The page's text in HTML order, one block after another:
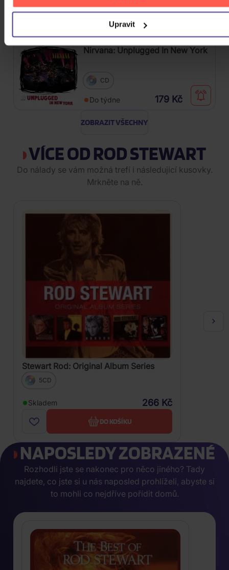
Upravit
Skladem
Nirvana: Unplugged In New York
CD
Do týdne 179 Kč
ZOBRAZIT VŠECHNY
VÍCE OD ROD STEWART
Do nálady se vám možná trefí i následující kusovky.
Mrkněte na ně.
Stewart Rod: Original Album Series
5CD
Skladem 266 Kč
DO KOŠÍKU
NAPOSLEDY ZOBRAZENÉ
Rozhodli jste se nakonec pro něco jiného? Tady
najdete, co jste si u nás naposled prohlíželi, abyste si
to mohli co nejdříve pořídit domů.